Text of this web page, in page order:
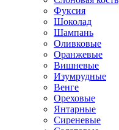
Фуксия
Шоколад
Шампань
Оливковые
Оранжевые
Вишневые
Изумрудные
Венге
Ореховые
Янтарные
Сиреневые